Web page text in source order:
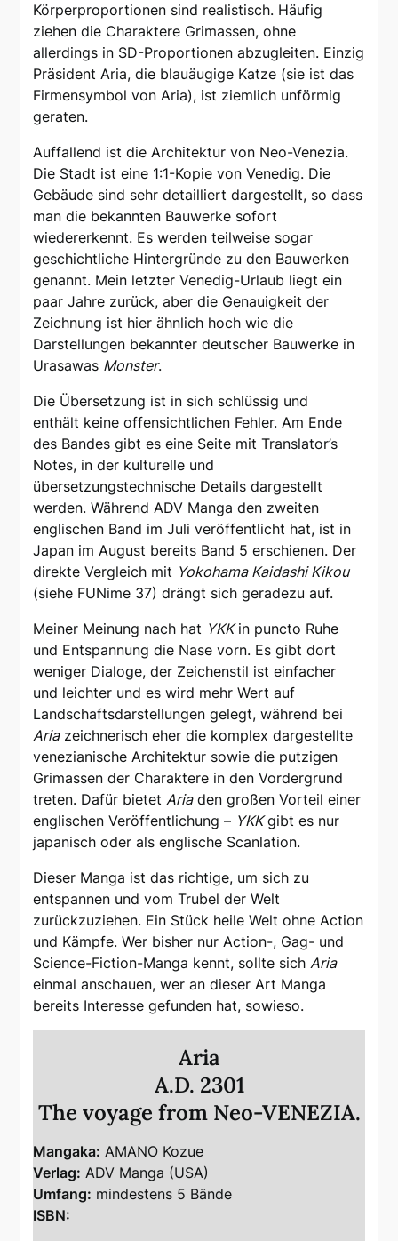
Körperproportionen sind realistisch. Häufig
ziehen die Charaktere Grimassen, ohne
allerdings in SD-Proportionen abzugleiten. Einzig
Präsident Aria, die blauäugige Katze (sie ist das
Firmensymbol von Aria), ist ziemlich unförmig
geraten.
Auffallend ist die Architektur von Neo-Venezia.
Die Stadt ist eine 1:1-Kopie von Venedig. Die
Gebäude sind sehr detailliert dargestellt, so dass
man die bekannten Bauwerke sofort
wiedererkennt. Es werden teilweise sogar
geschichtliche Hintergründe zu den Bauwerken
genannt. Mein letzter Venedig-Urlaub liegt ein
paar Jahre zurück, aber die Genauigkeit der
Zeichnung ist hier ähnlich hoch wie die
Darstellungen bekannter deutscher Bauwerke in
Urasawas Monster.
Die Übersetzung ist in sich schlüssig und
enthält keine offensichtlichen Fehler. Am Ende
des Bandes gibt es eine Seite mit Translator’s
Notes, in der kulturelle und
übersetzungstechnische Details dargestellt
werden. Während ADV Manga den zweiten
englischen Band im Juli veröffentlicht hat, ist in
Japan im August bereits Band 5 erschienen. Der
direkte Vergleich mit Yokohama Kaidashi Kikou
(siehe FUNime 37) drängt sich geradezu auf.
Meiner Meinung nach hat YKKin puncto Ruhe
und Entspannung die Nase vorn. Es gibt dort
weniger Dialoge, der Zeichenstil ist einfacher
und leichter und es wird mehr Wert auf
Landschaftsdarstellungen gelegt, während bei
Ariazeichnerisch eher die komplex dargestellte
venezianische Architektur sowie die putzigen
Grimassen der Charaktere in den Vordergrund
treten. Dafür bietetAriaden großen Vorteil einer
englischen Veröffentlichung – YKKgibt es nur
japanisch oder als englische Scanlation.
Dieser Manga ist das richtige, um sich zu
entspannen und vom Trubel der Welt
zurückzuziehen. Ein Stück heile Welt ohne Action
und Kämpfe. Wer bisher nur Action-, Gag- und
Science-Fiction-Manga kennt, sollte sichAria
einmal anschauen, wer an dieser Art Manga
bereits Interesse gefunden hat, sowieso.
Aria
A.D. 2301
The voyage from Neo-VENEZIA.
Mangaka: AMANO Kozue
Verlag: ADV Manga (USA)
Umfang: mindestens 5 Bände
ISBN: